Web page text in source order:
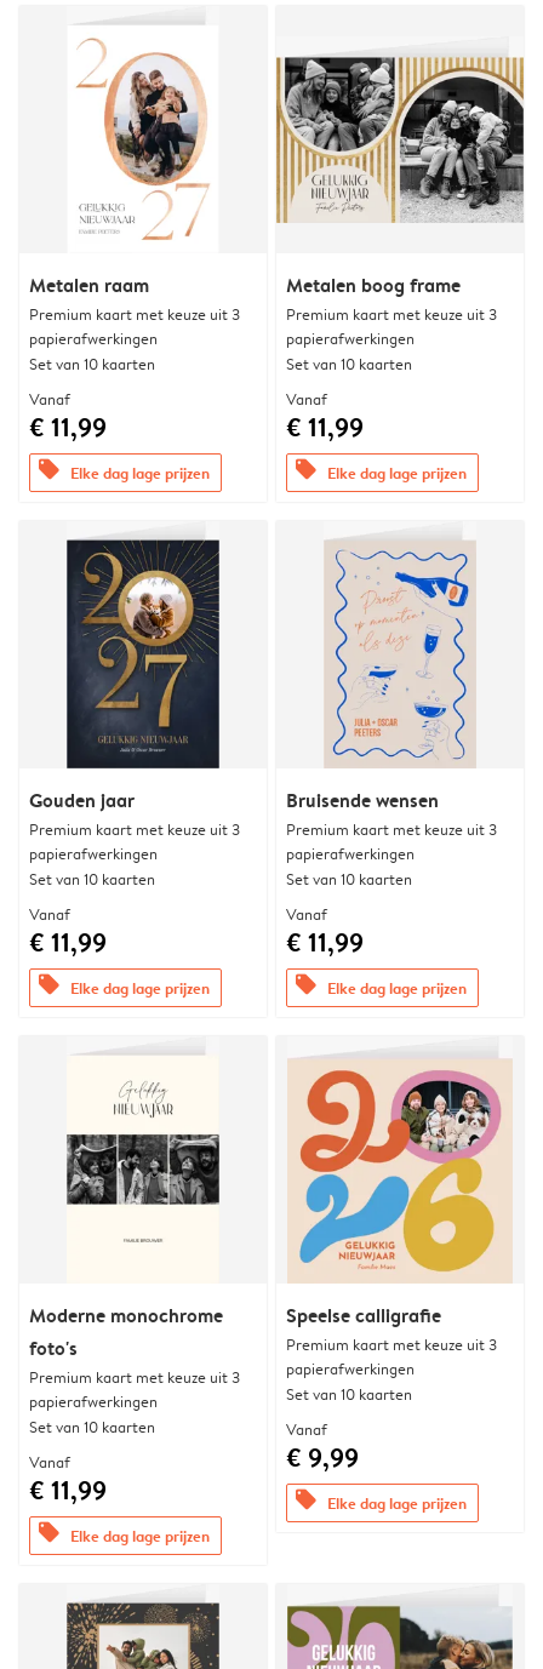
Metalen raam
Premium kaart met keuze uit 3
papierafwerkingen
Set van 10 kaarten
Vanaf
€ 11,99
offers Elke dag lage prijzen
Metalen boog frame
Premium kaart met keuze uit 3
papierafwerkingen
Set van 10 kaarten
Vanaf
€ 11,99
offers Elke dag lage prijzen
Gouden jaar
Premium kaart met keuze uit 3
papierafwerkingen
Set van 10 kaarten
Vanaf
€ 11,99
offers Elke dag lage prijzen
Bruisende wensen
Premium kaart met keuze uit 3
papierafwerkingen
Set van 10 kaarten
Vanaf
€ 11,99
offers Elke dag lage prijzen
Moderne monochrome
foto's
Premium kaart met keuze uit 3
papierafwerkingen
Set van 10 kaarten
Vanaf
€ 11,99
offers Elke dag lage prijzen
Speelse calligrafie
Premium kaart met keuze uit 3
papierafwerkingen
Set van 10 kaarten
Vanaf
€ 9,99
offers Elke dag lage prijzen